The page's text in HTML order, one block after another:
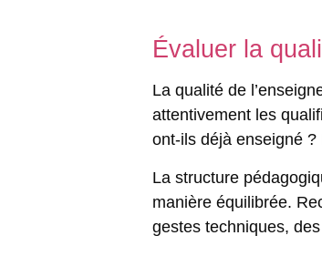
Évaluer la
La qualité de
attentivement les
ont-ils déjà enseigné
La structure
manière équilibrée.
gestes techniques,